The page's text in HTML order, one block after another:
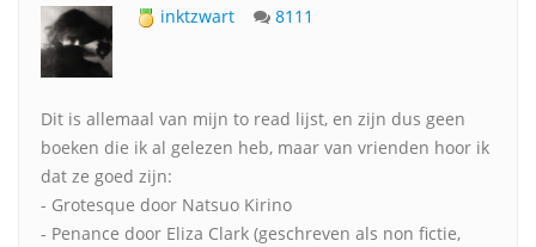
inktzwart 8111
Dit is allemaal van mijn to read lijst, en zijn dus geen
boeken die ik al gelezen heb, maar van vrienden hoor ik
dat ze goed zijn:
- Grotesque door Natsuo Kirino
- Penance door Eliza Clark (geschreven als non fictie,